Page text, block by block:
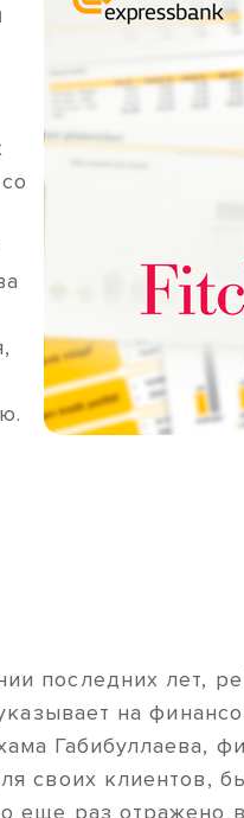
последних лет,
на
Габибуллаева,
своих клиентов,
еще раз отражено